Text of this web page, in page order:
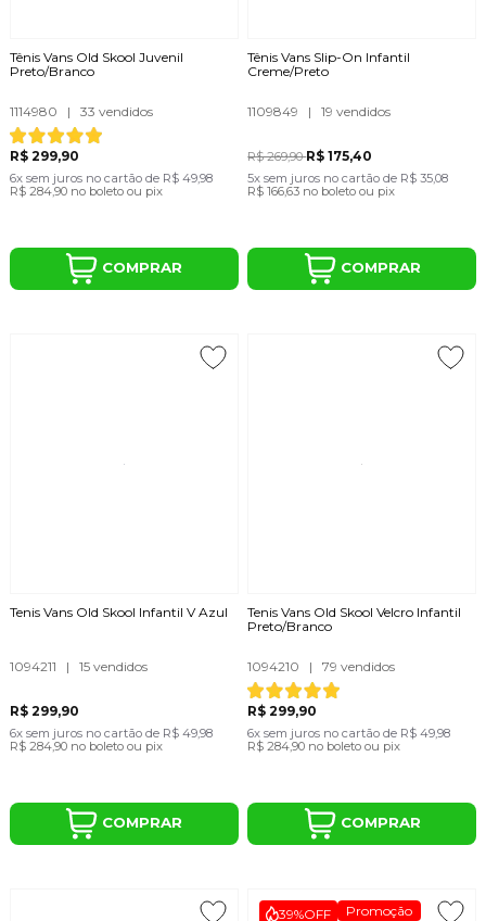
Tênis Vans Old Skool Juvenil
Preto/Branco
1114980 | 33 vendidos
R$ 299,90
6x sem juros no cartãode R$ 49,98
R$ 284,90 no boleto ou pix
COMPRAR
Tênis Vans Slip-On Infantil
Creme/Preto
1109849 | 19 vendidos
R$ 269,90R$ 175,40
5x sem juros no cartão de R$ 35,08
R$ 166,63 no boleto ou pix
COMPRAR
Tenis Vans Old Skool Infantil V Azul
1094211 | 15 vendidos
R$ 299,90
6x sem juros no cartãode R$ 49,98
R$ 284,90 no boleto ou pix
COMPRAR
Tenis Vans Old Skool Velcro Infantil
Preto/Branco
1094210 | 79 vendidos
R$ 299,90
6x sem juros no cartão de R$ 49,98
R$ 284,90 no boleto ou pix
COMPRAR
39%OFF Promoção